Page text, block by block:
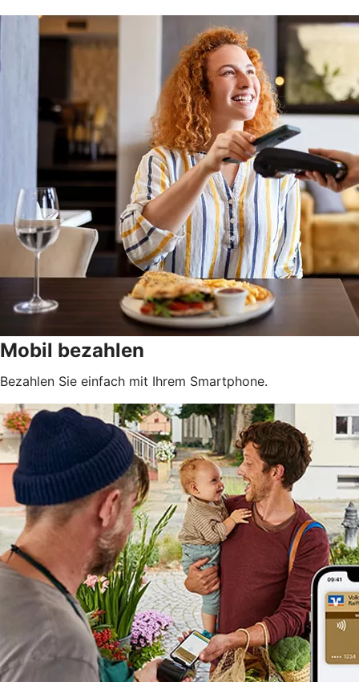
Mobil bezahlen
Bezahlen Sie einfach mit Ihrem Smartphone.